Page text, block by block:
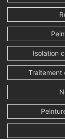
Isolation
Traitement